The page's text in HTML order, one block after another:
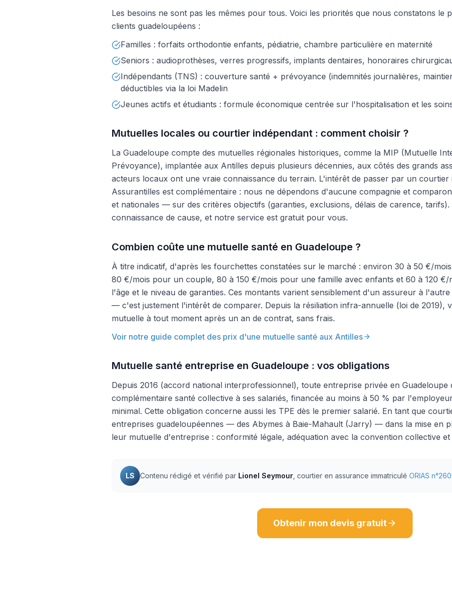
Les besoins ne sont pas les mêmes pour tous. Voici les priorités que nous constatons le
clients guadeloupéens :
Familles : forfaits orthodontie enfants, pédiatrie, chambre particulière en maternité
Seniors : audioprothèses, verres progressifs, implants dentaires, honoraires
Indépendants (TNS) : couverture santé + prévoyance (indemnités journalières,
déductibles via la loi Madelin
Jeunes actifs et étudiants : formule économique centrée sur l'hospitalisation et les
Mutuelles locales ou courtier indépendant : comment choisir ?
La Guadeloupe compte des mutuelles régionales historiques, comme la MIP (Mutuelle
Prévoyance), implantée aux Antilles depuis plusieurs décennies, aux côtés des grands
acteurs locaux ont une vraie connaissance du terrain. L'intérêt de passer par un courtier
Assurantilles est complémentaire : nous ne dépendons d'aucune compagnie et
et nationales — sur des critères objectifs (garanties, exclusions, délais de carence, tarifs).
connaissance de cause, et notre service est gratuit pour vous.
Combien coûte une mutuelle santé en Guadeloupe ?
À titre indicatif, d'après les fourchettes constatées sur le marché : environ 30 à 50 €/
80 €/mois pour un couple, 80 à 150 €/mois pour une famille avec enfants et 60 à 120
l'âge et le niveau de garanties. Ces montants varient sensiblement d'un assureur à
— c'est justement l'intérêt de comparer. Depuis la résiliation infra-annuelle (loi de 2019),
mutuelle à tout moment après un an de contrat, sans frais.
Voir notre guide complet des prix d'une mutuelle santé aux Antilles
Mutuelle santé entreprise en Guadeloupe : vos obligations
Depuis 2016 (accord national interprofessionnel), toute entreprise privée en
complémentaire santé collective à ses salariés, financée au moins à 50 % par
minimal. Cette obligation concerne aussi les TPE dès le premier salarié. En tant que
entreprises guadeloupéennes — des Abymes à Baie-Mahault (Jarry) — dans la mise en
leur mutuelle d'entreprise : conformité légale, adéquation avec la convention collective et
LS Contenu rédigé et vérifié par Lionel Seymour , courtier en assurance immatriculé ORIAS
Obtenir mon devis gratuit